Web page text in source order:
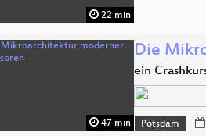
22 min
47 min
Die
ein
Potsdam